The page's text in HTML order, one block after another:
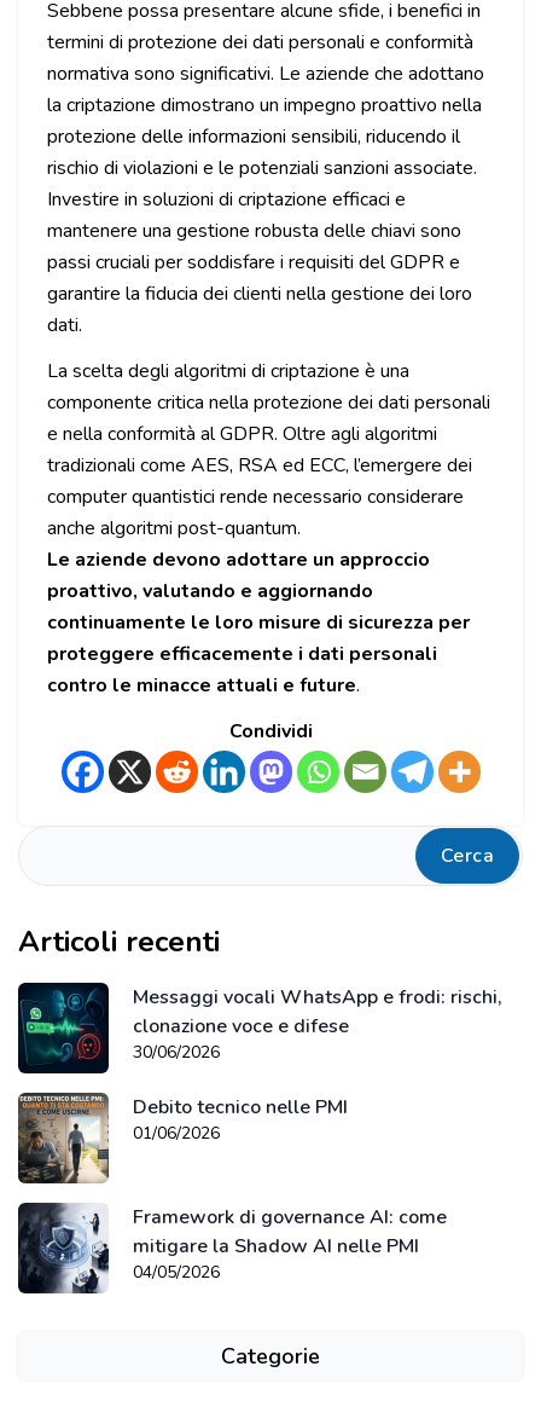
Sebbene possa presentare alcune sfide, i benefici in
termini di protezione dei dati personali e conformità
normativa sono significativi. Le aziende che adottano
la criptazione dimostrano un impegno proattivo nella
protezione delle informazioni sensibili, riducendo il
rischio di violazioni e le potenziali sanzioni associate.
Investire in soluzioni di criptazione efficaci e
mantenere una gestione robusta delle chiavi sono
passi cruciali per soddisfare i requisiti del GDPR e
garantire la fiducia dei clienti nella gestione dei loro
dati.
La scelta degli algoritmi di criptazione è una
componente critica nella protezione dei dati personali
e nella conformità al GDPR. Oltre agli algoritmi
tradizionali come AES, RSA ed ECC, l’emergere dei
computer quantistici rende necessario considerare
anche algoritmi post-quantum.
Le aziende devono adottare un approccio
proattivo, valutando e aggiornando
continuamente le loro misure di sicurezza per
proteggere efficacemente i dati personali
contro le minacce attuali e future.
Condividi
Cerca
Articoli recenti
Messaggi vocali WhatsApp e frodi: rischi,
clonazione voce e difese
30/06/2026
Debito tecnico nelle PMI
01/06/2026
Framework di governance AI: come
mitigare la Shadow AI nelle PMI
04/05/2026
Categorie